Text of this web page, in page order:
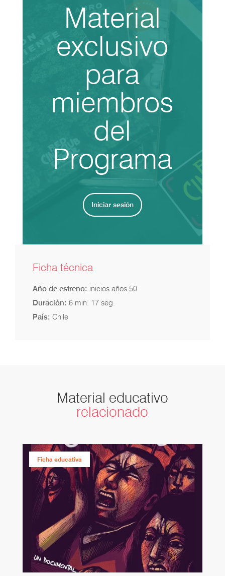
Material
exclusivo
para
miembros
del
Programa
Iniciar sesión
Ficha técnica
Año de estreno: inicios años 50
Duración: 6 min. 17 seg.
País: Chile
Material educativo
relacionado
Ficha educativa